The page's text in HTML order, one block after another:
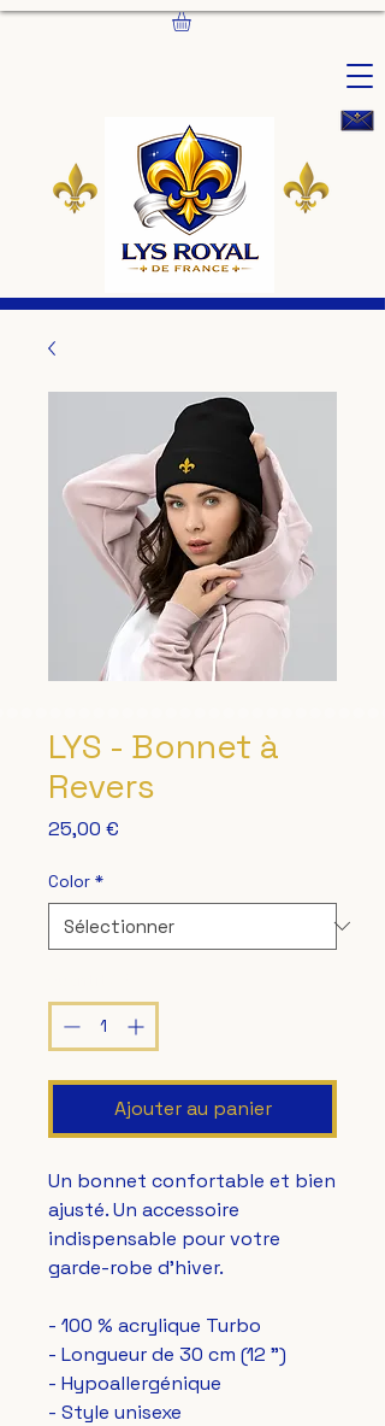
LYS - Bonnet à
Revers
25,00 €
Color *
Ajouter au panier
Un bonnet confortable et bien
ajusté. Un accessoire
indispensable pour votre
garde-robe d'hiver.
- 100 % acrylique Turbo
- Longueur de 30 cm (12 ")
- Hypoallergénique
- Style unisexe